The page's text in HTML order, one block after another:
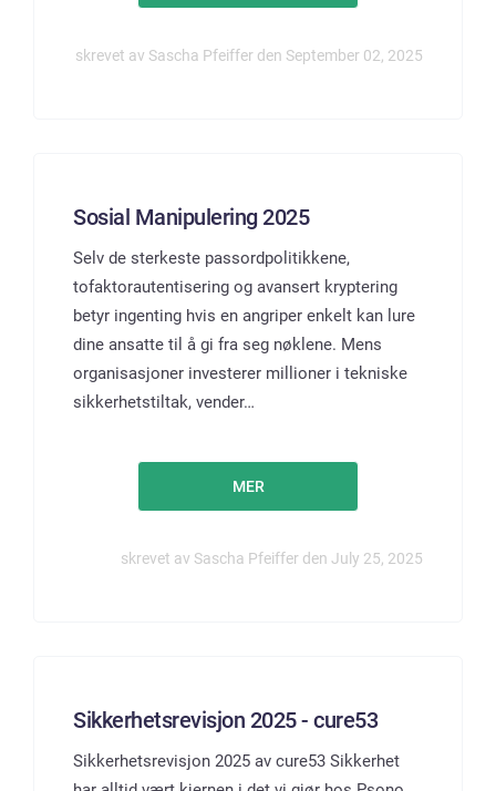
skrevet av Sascha Pfeiffer den September 02, 2025
Sosial Manipulering 2025
Selv de sterkeste passordpolitikkene,
tofaktorautentisering og avansert kryptering
betyr ingenting hvis en angriper enkelt kan lure
dine ansatte til å gi fra seg nøklene. Mens
organisasjoner investerer millioner i tekniske
sikkerhetstiltak, vender…
MER
skrevet av Sascha Pfeiffer den July 25, 2025
Sikkerhetsrevisjon 2025 - cure53
Sikkerhetsrevisjon 2025 av cure53 Sikkerhet